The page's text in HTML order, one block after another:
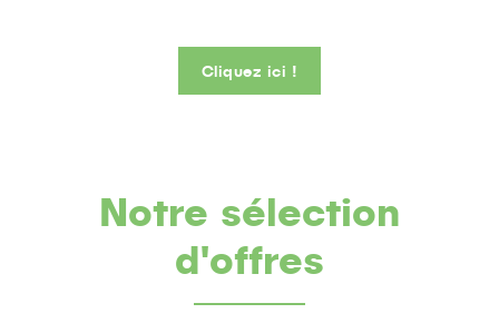
Cliquez ici !
Notre sélection
d'offres